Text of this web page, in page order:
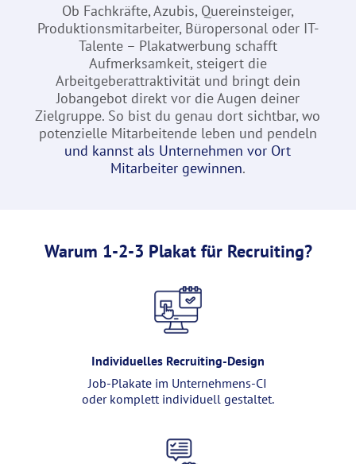
Ob Fachkräfte, Azubis, Quereinsteiger,
Produktionsmitarbeiter, Büropersonal oder IT-
Talente – Plakatwerbung schafft
Aufmerksamkeit, steigert die
Arbeitgeberattraktivität und bringt dein
Jobangebot direkt vor die Augen deiner
Zielgruppe. So bist du genau dort sichtbar, wo
potenzielle Mitarbeitende leben und pendeln
und kannst als Unternehmen vor Ort
Mitarbeiter gewinnen.
Warum 1-2-3 Plakat für Recruiting?
Individuelles Recruiting-Design
Job-Plakate im Unternehmens-CI
oder komplett individuell gestaltet.